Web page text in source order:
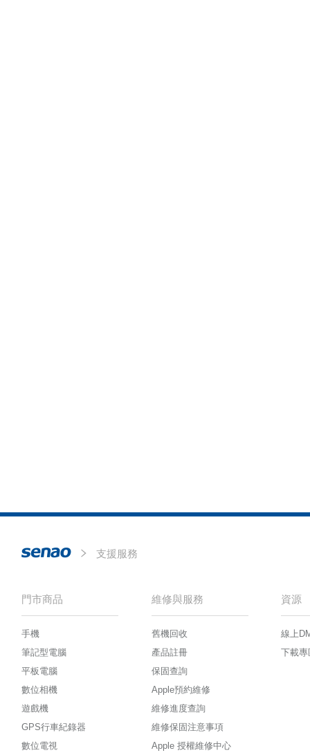
支援服務
門市商品
手機
筆記型電腦
平板電腦
數位相機
遊戲機
GPS行車紀錄器
數位電視
維修與服務
舊機回收
產品註冊
保固查詢
Apple預約維修
維修進度查詢
維修保固注意事項
Apple 授權維修中心
資源
線上
下載專